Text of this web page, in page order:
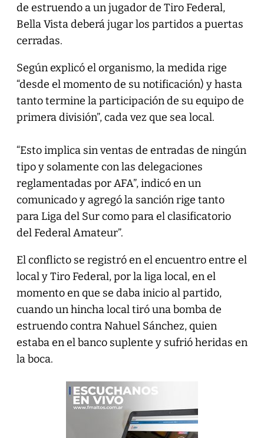
de estruendo a un jugador de Tiro Federal,
Bella Vista deberá jugar los partidos a puertas
cerradas.
Según explicó el organismo, la medida rige
“desde el momento de su notificación) y hasta
tanto termine la participación de su equipo de
primera división”, cada vez que sea local.
“Esto implica sin ventas de entradas de ningún
tipo y solamente con las delegaciones
reglamentadas por AFA”, indicó en un
comunicado y agregó la sanción rige tanto
para Liga del Sur como para el clasificatorio
del Federal Amateur”.
El conflicto se registró en el encuentro entre el
local y Tiro Federal, por la liga local, en el
momento en que se daba inicio al partido,
cuando un hincha local tiró una bomba de
estruendo contra Nahuel Sánchez, quien
estaba en el banco suplente y sufrió heridas en
la boca.